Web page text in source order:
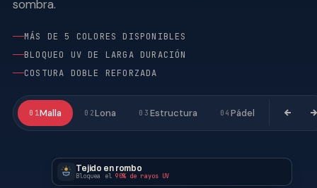
sombra.
MÁS DE 5 COLORES DISPONIBLES
BLOQUEO UV DE LARGA DURACIÓN
COSTURA DOBLE REFORZADA
01Malla 02Lona 03 Estructura 04 Pádel
Tejido en rombo
Bloquea el 90% de rayos UV